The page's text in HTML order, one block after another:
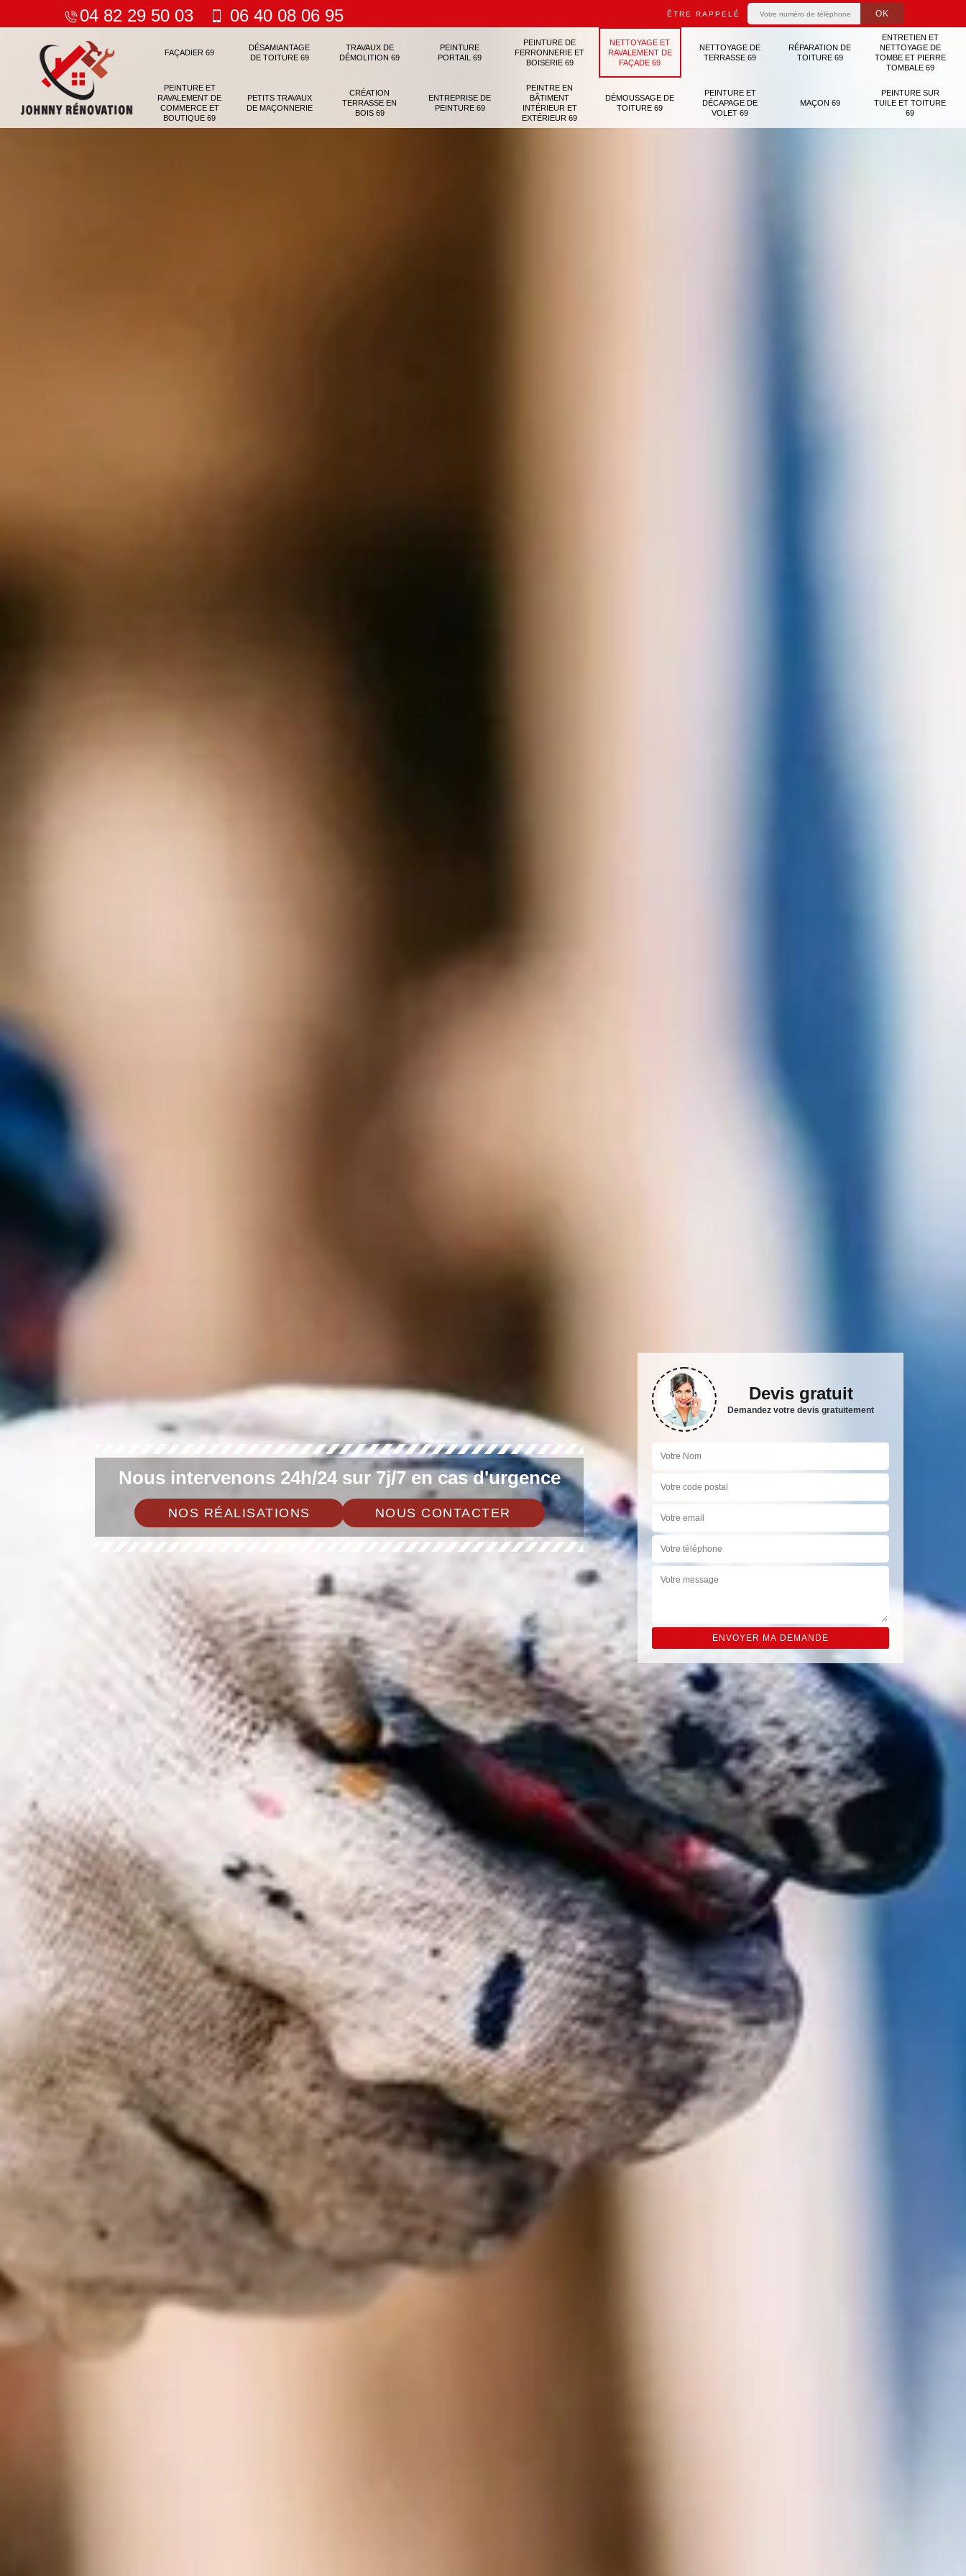
04 82 29 50 03 06 40 08 06 95 ÊTRE RAPPELÉ
FAÇADIER 69
DÉSAMIANTAGE
DE TOITURE 69
TRAVAUX DE
DÉMOLITION 69
PEINTURE
PORTAIL 69
PEINTURE DE
FERRONNERIE ET
BOISERIE 69
NETTOYAGE ET
RAVALEMENT DE
FAÇADE 69
NETTOYAGE DE
TERRASSE 69
RÉPARATION DE
TOITURE 69
ENTRETIEN ET
NETTOYAGE DE
TOMBE ET PIERRE
TOMBALE 69
PEINTURE ET
RAVALEMENT DE
COMMERCE ET
BOUTIQUE 69
PETITS TRAVAUX
DE MAÇONNERIE
CRÉATION
TERRASSE EN
BOIS 69
ENTREPRISE DE
PEINTURE 69
PEINTRE EN
BÂTIMENT
INTÉRIEUR ET
EXTÉRIEUR 69
DÉMOUSSAGE DE
TOITURE 69
PEINTURE ET
DÉCAPAGE DE
VOLET 69
MAÇON 69
PEINTURE SUR
TUILE ET TOITURE
69
Nous intervenons 24h/24 sur 7j/7 en cas d'urgence
NOS RÉALISATIONS NOUS CONTACTER
Devis gratuit
Demandez votre devis gratuitement